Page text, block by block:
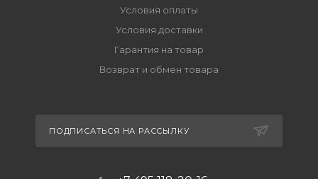
Условия оплаты
Условия доставки
Гарантия на товар
Возврат и обмен товара
ПОДПИСАТЬСЯ НА РАССЫЛКУ